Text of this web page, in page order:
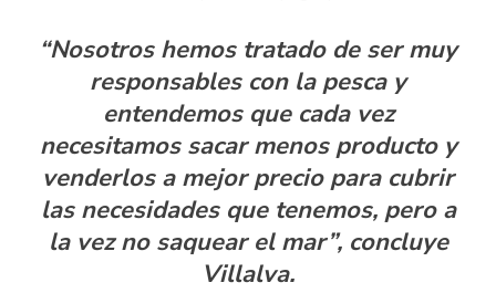
“Nosotros hemos tratado de ser muy
responsables con la pesca y
entendemos que cada vez
necesitamos sacar menos producto y
venderlos a mejor precio para cubrir
las necesidades que tenemos, pero a
la vez no saquear el mar”, concluye
Villalva.